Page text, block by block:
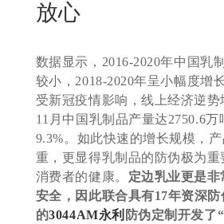
放心
数据显示，2016-2020年中国乳
较小，2018-2020年呈小幅度增
受新冠疫情影响，线上经济逆势
11月中国乳制品产量达2750.6万
9.3%。如此快速的增长规模，
重，更显得乳制品的防伪极为重
消费者的健康。 定边乳业更是
安全，因此联合具有17年资深
的3044AM永利 防伪定制开发了